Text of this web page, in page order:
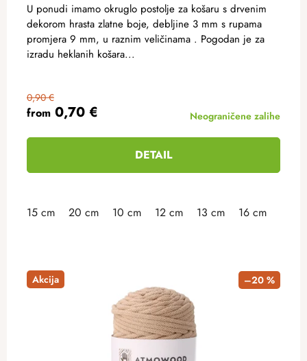
from 0,70 €
0,90 €
Neograničene zalihe
DETAIL
U ponudi imamo okruglo postolje za košaru s drvenim
dekorom hrasta zlatne boje, debljine 3 mm s rupama
promjera 9 mm, u raznim veličinama . Pogodan je za
izradu heklanih košara...
15 cm 20 cm 10 cm 12 cm 13 cm 16 cm
Akcija –20 %